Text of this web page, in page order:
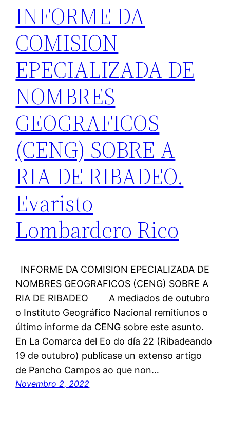
INFORME DA
COMISION
EPECIALIZADA DE
NOMBRES
GEOGRAFICOS
(CENG) SOBRE A
RIA DE RIBADEO.
Evaristo
Lombardero Rico
INFORME DA COMISION EPECIALIZADA DE
NOMBRES GEOGRAFICOS (CENG) SOBRE A
RIA DE RIBADEO A mediados de outubro
o Instituto Geográfico Nacional remitiunos o
último informe da CENG sobre este asunto.
En La Comarca del Eo do día 22 (Ribadeando
19 de outubro) publícase un extenso artigo
de Pancho Campos ao que non…
Novembro 2, 2022